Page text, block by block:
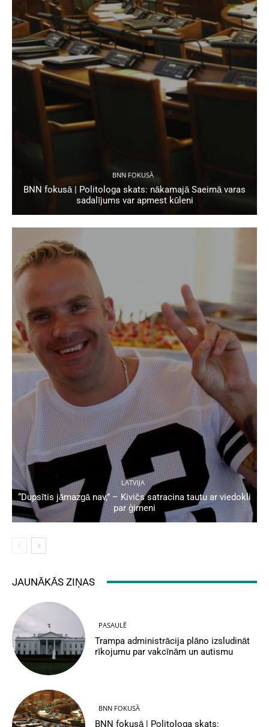
BNN FOKUSĀ
BNN fokusā | Politologa skats: nākamajā Saeimā varas
sadalījums var apmest kūleni
LATVIJA
“Dupsītis jāmazgā nav,” – Kivičs satracina tautu ar viedokli
par ģimeni
JAUNĀKĀS ZIŅAS
PASAULĒ
Trampa administrācija plāno izsludināt
rīkojumu par vakcīnām un autismu
BNN FOKUSĀ
BNN fokusā | Politologa skats: